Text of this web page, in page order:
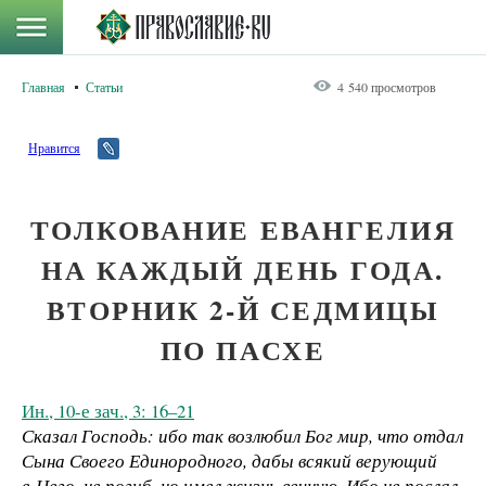
Главная Статьи 4 540 просмотров
Нравится
ТОЛКОВАНИЕ ЕВАНГЕЛИЯ
НА КАЖДЫЙ ДЕНЬ ГОДА.
ВТОРНИК 2-Й СЕДМИЦЫ
ПО ПАСХЕ
Ин., 10-е зач., 3: 16–21
Сказал Господь: ибо так возлюбил Бог мир, что отдал
Сына Своего Единородного, дабы всякий верующий